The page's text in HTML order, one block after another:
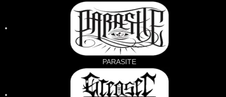
PARASITE